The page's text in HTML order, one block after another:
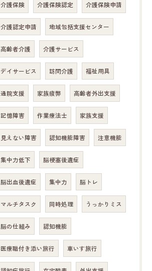
介護保険 介護保険認定 介護保険申請
介護認定申請 地域包括支援センター
高齢者介護 介護サービス
デイサービス 訪問介護 福祉用具
通院支援 家族疲弊 高齢者外出支援
記憶障害 作業療法士 家族支援
見えない障害 認知機能障害 注意機能
集中力低下 脳梗塞後遺症
脳出血後遺症 集中力 脳トレ
マルチタスク 同時処理 うっかりミス
脳の仕組み 認知機能
医療職付き添い旅行 車いす旅行